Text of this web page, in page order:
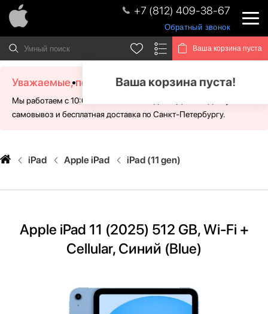
+7 (812) 409-38-67
Обратный звонок
Ваша корзина пуста
Ваша корзина пуста!
Уважаемые, посетители!
Мы работаем с 10:00 - 21:00 без выходных. Для Вас доступен
самовывоз и бесплатная доставка по Санкт-Петербургу.
iPad Apple iPad iPad (11 gen)
Apple iPad 11 (2025) 512 GB, Wi-Fi +
Cellular, Синий (Blue)